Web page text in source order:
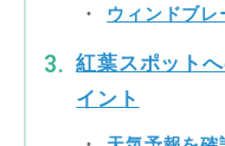
ウィンドブレ
紅葉スポット
イント